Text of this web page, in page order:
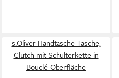
s.Oliver Handtasche Tasche,
Clutch mit Schulterkette in
Bouclé-Oberfläche